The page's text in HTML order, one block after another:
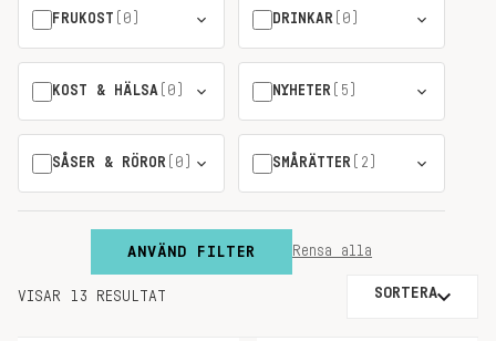
FRUKOST (0) DRINKAR (0)
KOST & HÄLSA (0) NYHETER (5)
SÅSER & RÖROR (0) SMÅRÄTTER (2)
ANVÄND FILTER Rensa alla
VISAR 13 RESULTAT SORTERA